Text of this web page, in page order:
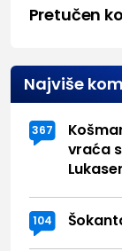
Pretučen
Najviše
367
vraća
104